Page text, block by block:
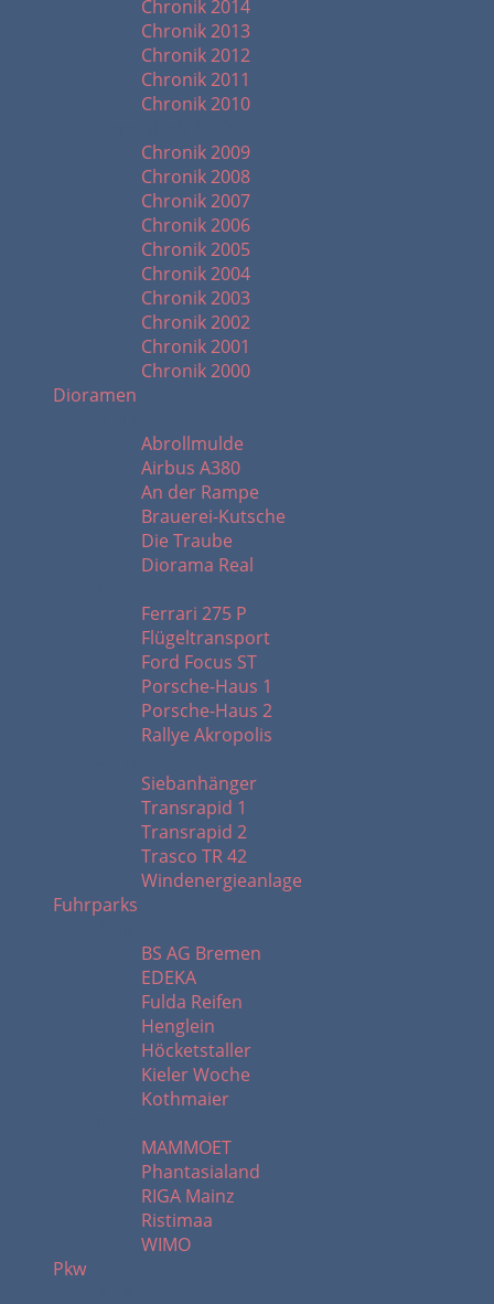
Chronik 2014
Chronik 2013
Chronik 2012
Chronik 2011
Chronik 2010
Chronik 2009
Chronik 2008
Chronik 2007
Chronik 2006
Chronik 2005
Chronik 2004
Chronik 2003
Chronik 2002
Chronik 2001
Chronik 2000
Dioramen
Abrollmulde
Airbus A380
An der Rampe
Brauerei-Kutsche
Die Traube
Diorama Real
Ferrari 275 P
Flügeltransport
Ford Focus ST
Porsche-Haus 1
Porsche-Haus 2
Rallye Akropolis
Siebanhänger
Transrapid 1
Transrapid 2
Trasco TR 42
Windenergieanlage
Fuhrparks
BS AG Bremen
EDEKA
Fulda Reifen
Henglein
Höcketstaller
Kieler Woche
Kothmaier
MAMMOET
Phantasialand
RIGA Mainz
Ristimaa
WIMO
Pkw